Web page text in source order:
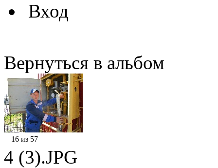
Вход
Вернуться в альбом
16 из 57
4 (3).JPG